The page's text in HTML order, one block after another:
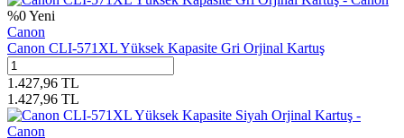
%0Yeni
Canon
Canon CLI-571XL Yüksek Kapasite Gri Orjinal Kartuş
1.427,96 TL
1.427,96 TL